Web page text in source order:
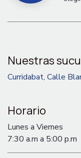
Nuestras
Curridabat, Calle
Horario
Lunes a Viernes
7:30 a.m a 5:00 p.m